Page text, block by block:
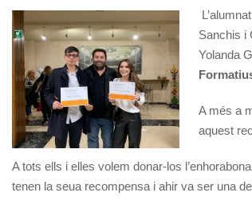
Sanchis i
Yolanda
A més a
aquest
A tots ells i elles volem donar-los
tenen la seua recompensa i ahir va ser una